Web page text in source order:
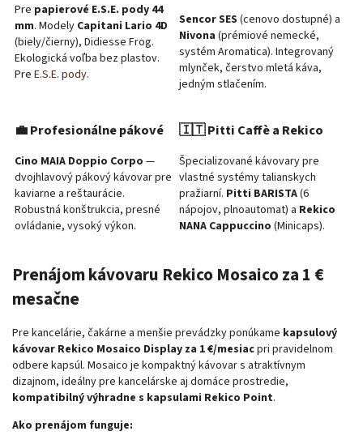
Pre papierové E.S.E. pody 44
mm. Modely Capitani Lario 4D
(biely/čierny), Didiesse Frog.
Ekologická voľba bez plastov.
Pre E.S.E. pody.
Sencor SES (cenovo dostupné) a
Nivona (prémiové nemecké,
systém Aromatica). Integrovaný
mlynček, čerstvo mletá káva,
jedným stlačením.
💼 Profesionálne pákové
Cino MAIA Doppio Corpo —
dvojhlavový pákový kávovar pre
kaviarne a reštaurácie.
Robustná konštrukcia, presné
ovládanie, vysoký výkon.
🇮🇹 Pitti Caffè a Rekico
Špecializované kávovary pre
vlastné systémy talianskych
pražiarní. Pitti BARISTA(6
nápojov, plnoautomat) a Rekico
NANA Cappuccino (Minicaps).
Prenájom kávovaru Rekico Mosaico za 1 €
mesačne
Pre kancelárie, čakárne a menšie prevádzky ponúkame kapsulový
kávovar Rekico Mosaico Display za 1 €/mesiacpri pravidelnom
odbere kapsúl. Mosaico je kompaktný kávovar s atraktívnym
dizajnom, ideálny pre kancelárske aj domáce prostredie,
kompatibilný výhradne s kapsulami Rekico Point.
Ako prenájom funguje: